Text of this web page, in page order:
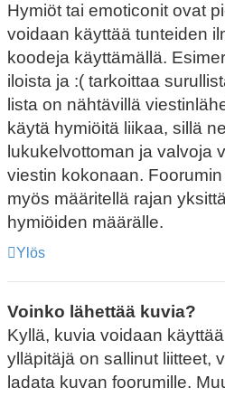
Hymiöt tai emoticonit ovat
voidaan käyttää tunteiden
koodeja käyttämällä.
iloista ja :( tarkoittaa
lista on nähtävillä
käytä hymiöitä liikaa, sillä
lukukelvottoman ja valvoja
viestin kokonaan.
myös määritellä rajan
hymiöiden määrälle.
Ylös
Voinko lähettää kuvia?
Kyllä, kuvia voidaan
ylläpitäjä on sallinut liitteet,
ladata kuvan foorumille.